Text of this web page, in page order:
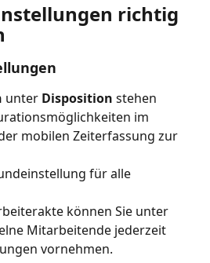
richtig
unter Disposition stehen
im
mobilen Zeiterfassung zur
für alle
können Sie unter
Mitarbeitende jederzeit
vornehmen.